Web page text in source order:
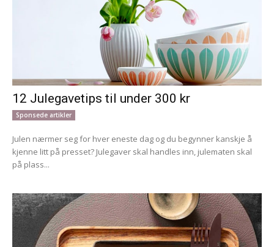
12 Julegavetips til under 300 kr
Sponsede artikler
Julen nærmer seg for hver eneste dag og du begynner kanskje å
kjenne litt på presset? Julegaver skal handles inn, julematen skal
på plass...